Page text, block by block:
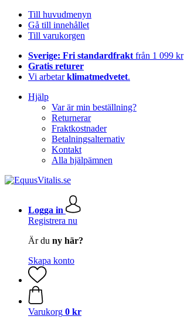
Till huvudmenyn
Gå till innehållet
Till varukorgen
Sverige: Fri standardfrakt från 1 099 kr
Gratis returer
Vi arbetarklimatmedvetet.
Hjälp
Var är min beställning?
Returnerar
Fraktkostnader
Betalningsalternativ
Kontakt
Alla hjälpämnen
Logga in
Registrera nu
Är du ny här?
Skapa konto
Varukorg 0 kr